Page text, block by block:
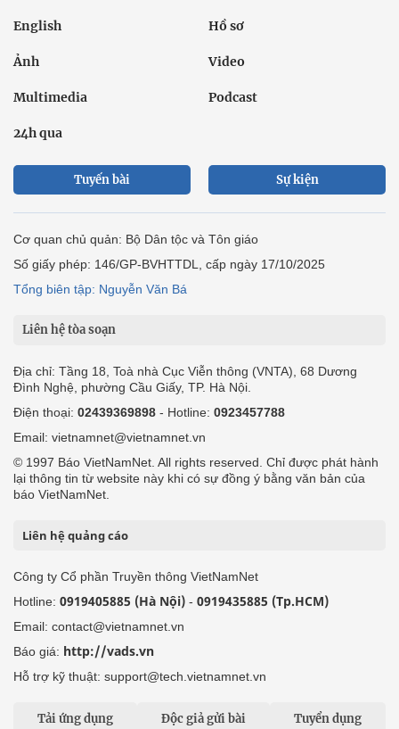
English Hồ sơ
Ảnh Video
Multimedia Podcast
24h qua
Tuyến bài Sự kiện
Cơ quan chủ quản: Bộ Dân tộc và Tôn giáo
Số giấy phép: 146/GP-BVHTTDL, cấp ngày 17/10/2025
Tổng biên tập: Nguyễn Văn Bá
Liên hệ tòa soạn
Địa chỉ: Tầng 18, Toà nhà Cục Viễn thông (VNTA), 68 Dương
Đình Nghệ, phường Cầu Giấy, TP. Hà Nội.
Điện thoại: 02439369898 - Hotline: 0923457788
Email: vietnamnet@vietnamnet.vn
© 1997 Báo VietNamNet. All rights reserved. Chỉ được phát hành
lại thông tin từ website này khi có sự đồng ý bằng văn bản của
báo VietNamNet.
Liên hệ quảng cáo
Công ty Cổ phần Truyền thông VietNamNet
Hotline: 0919405885 (Hà Nội) - 0919435885 (Tp.HCM)
Email: contact@vietnamnet.vn
Báo giá: http://vads.vn
Hỗ trợ kỹ thuật: support@tech.vietnamnet.vn
Tải ứng dụng Độc giả gửi bài Tuyển dụng